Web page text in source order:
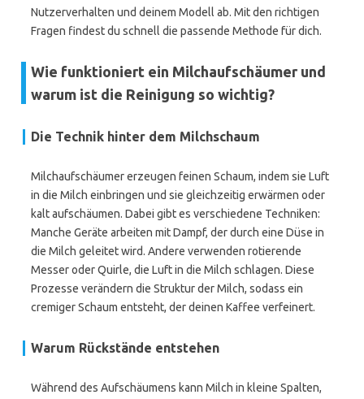
Nutzerverhalten und deinem Modell ab. Mit den richtigen
Fragen findest du schnell die passende Methode für dich.
Wie funktioniert ein Milchaufschäumer und
warum ist die Reinigung so wichtig?
Die Technik hinter dem Milchschaum
Milchaufschäumer erzeugen feinen Schaum, indem sie Luft
in die Milch einbringen und sie gleichzeitig erwärmen oder
kalt aufschäumen. Dabei gibt es verschiedene Techniken:
Manche Geräte arbeiten mit Dampf, der durch eine Düse in
die Milch geleitet wird. Andere verwenden rotierende
Messer oder Quirle, die Luft in die Milch schlagen. Diese
Prozesse verändern die Struktur der Milch, sodass ein
cremiger Schaum entsteht, der deinen Kaffee verfeinert.
Warum Rückstände entstehen
Während des Aufschäumens kann Milch in kleine Spalten,